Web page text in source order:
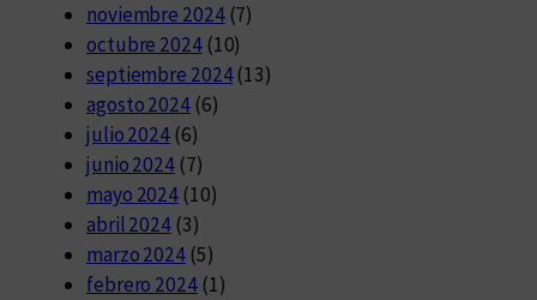
noviembre 2024(7)
octubre 2024(10)
septiembre 2024(13)
agosto 2024(6)
julio 2024 (6)
junio 2024 (7)
mayo 2024 (10)
abril 2024 (3)
marzo 2024 (5)
febrero 2024(1)